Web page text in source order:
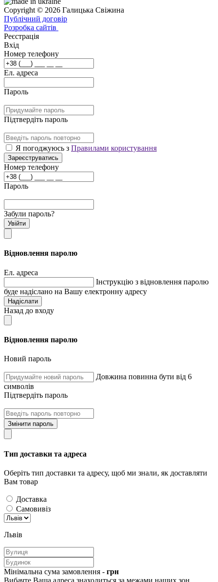
Copyright © 2026 Галицька Свіжина
Публічний договір
Розробка сайтів
Реєстрація
Вхід
Номер телефону
Ел. адреса
Пароль
Підтвердіть пароль
Я погоджуюсь з Правилами користування
Зареєструватись
Номер телефону
Пароль
Забули пароль?
Увійти
Відновлення паролю
Ел. адреса
Інструкцію з відновлення паролю
буде надіслано на Вашу електронну адресу
Надіслати
Назад до входу
Відновлення паролю
Новий пароль
Довжина повинна бути від 6
символів
Підтвердіть пароль
Змінити пароль
Тип доставки та адреса
Оберіть тип доставки та адресу, щоб ми знали, як доставляти
Вам товар
Доставка
Самовивіз
Львів
Мінімальна сума замовлення - грн
Вибачте Ваша адреса знаходиться за межами наших зон